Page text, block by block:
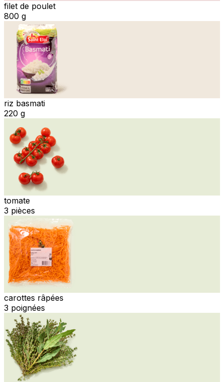
filet de poulet
800 g
riz basmati
220 g
tomate
3 pièces
carottes râpées
3 poignées